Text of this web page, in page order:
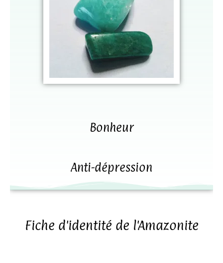
Bonheur
Anti-dépression
Fiche d'identité de l'Amazonite